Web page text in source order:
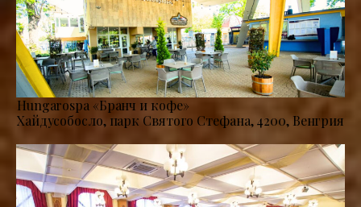
Hungarospa «Бранч и кофе»
Хайдусобосло, парк Святого Стефана, 4200, Венгрия